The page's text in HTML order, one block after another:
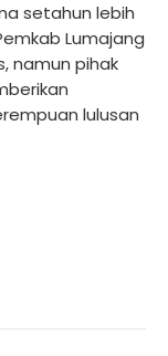
setahun lebih
Lumajang
namun pihak
lulusan